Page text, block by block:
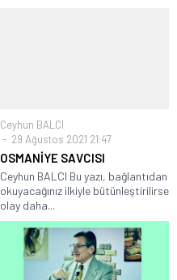
Ceyhun BALCI
29 Ağustos 2021 21:47
OSMANİYE SAVCISI
Ceyhun BALCI Bu yazı, bağlantıdan
okuyacağınız ilkiyle bütünleştirilirse
olay daha...